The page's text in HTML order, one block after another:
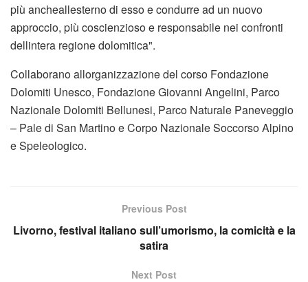
più ancheallesterno di esso e condurre ad un nuovo
approccio, più coscienzioso e responsabile nei confronti
dellintera regione dolomitica".
Collaborano allorganizzazione del corso Fondazione
Dolomiti Unesco, Fondazione Giovanni Angelini, Parco
Nazionale Dolomiti Bellunesi, Parco Naturale Paneveggio
– Pale di San Martino e Corpo Nazionale Soccorso Alpino
e Speleologico.
Previous Post
Livorno, festival italiano sull’umorismo, la comicità e la
satira
Next Post